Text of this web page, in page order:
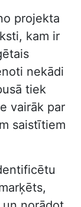
projekta
kam ir
nekādi
tiek
vairāk par
saistītiem